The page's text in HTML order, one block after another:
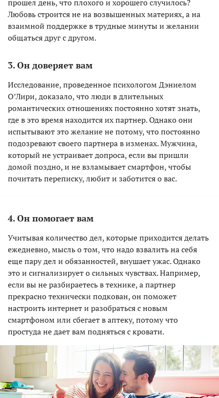
прошел день, что плохого и хорошего случилось?
Любовь строится не на возвышенных материях, а на
взаимной поддержке в трудные минуты и желании
общаться друг с другом.
3. Он доверяет вам
Исследование, проведенное психологом Дэниелом
О’Лири, доказало, что люди в длительных
романтических отношениях постоянно хотят знать,
где в это время находится их партнер. Однако они
испытывают это желание не потому, что постоянно
подозревают своего партнера в изменах. Мужчина,
который не устраивает допроса, если вы пришли
домой поздно, и не взламывает смартфон, чтобы
почитать переписку, любит и заботится о вас.
4. Он помогает вам
Учитывая количество дел, которые приходится делать
ежедневно, мысль о том, что надо взвалить на себя
еще пару дел и обязанностей, внушает ужас. Однако
это и сигнализирует о сильных чувствах. Например,
если вы не разбираетесь в технике, а партнер
прекрасно технически подкован, он поможет
настроить интернет и разобраться с новым
смартфоном или сбегает в аптеку, потому что
простуда не дает вам подняться с кровати.